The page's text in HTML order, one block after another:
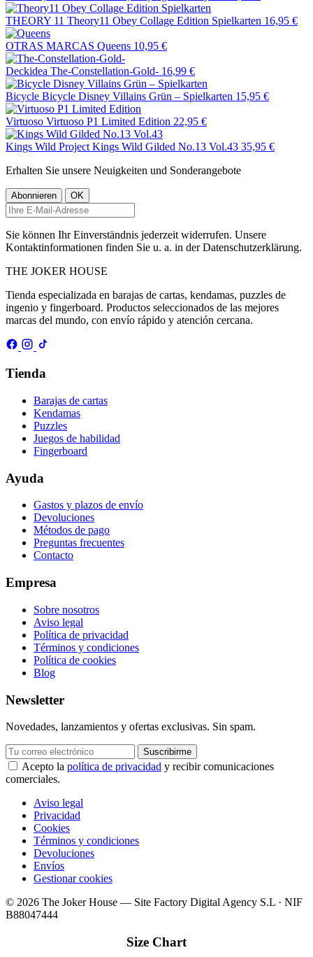
THEORY 11 Theory11 Obey Collage Edition Spielkarten 16,95 €
OTRAS MARCAS Queens 10,95 €
Deckidea The-Constellation-Gold- 16,99 €
Bicycle Bicycle Disney Villains Grün – Spielkarten 15,95 €
Virtuoso Virtuoso P1 Limited Edition 22,95 €
Kings Wild Project Kings Wild Gilded No.13 Vol.43 35,95 €
Erhalten Sie unsere Neuigkeiten und Sonderangebote
Sie können Ihr Einverständnis jederzeit widerrufen. Unsere
Kontaktinformationen finden Sie u. a. in der Datenschutzerklärung.
THE JOKER HOUSE
Tienda especializada en barajas de cartas, kendamas, puzzles de
ingenio y fingerboard. Productos seleccionados de las mejores
marcas del mundo, con envío rápido y atención cercana.
Tienda
Barajas de cartas
Kendamas
Puzzles
Juegos de habilidad
Fingerboard
Ayuda
Gastos y plazos de envío
Devoluciones
Métodos de pago
Preguntas frecuentes
Contacto
Empresa
Sobre nosotros
Aviso legal
Política de privacidad
Términos y condiciones
Política de cookies
Blog
Newsletter
Novedades, lanzamientos y ofertas exclusivas. Sin spam.
Suscribirme
Acepto la política de privacidad y recibir comunicaciones
comerciales.
Aviso legal
Privacidad
Cookies
Términos y condiciones
Devoluciones
Envíos
Gestionar cookies
© 2026 The Joker House — Site Factory Digital Agency S.L · NIF
B88047444
Size Chart